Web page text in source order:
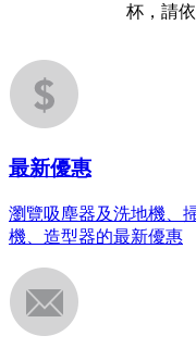
杯，請
最新優惠
瀏覽吸塵器及洗地機、
機、造型器的最新優惠